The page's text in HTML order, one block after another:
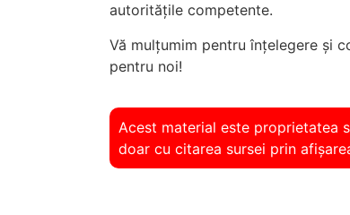
autoritățile competente.
Vă mulțumim pentru înțelegere și
pentru noi!
Acest material este proprietatea
doar cu citarea sursei prin